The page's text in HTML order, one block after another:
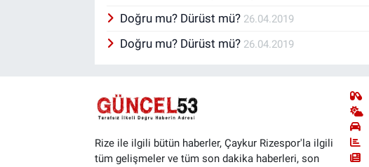
Doğru mu? Dürüst mü? 26.04.2019
Doğru mu? Dürüst mü? 26.04.2019
Rize ile ilgili bütün haberler, Çaykur Rizespor'la ilgili
tüm gelişmeler ve tüm son dakika haberleri, son